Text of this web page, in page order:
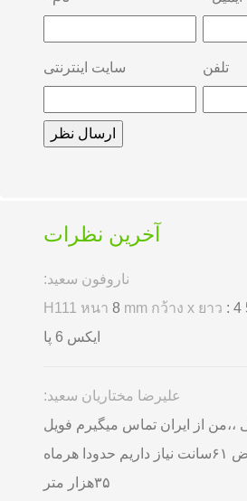
سایت اینترنتی تلفن
آخرین نظرات
ناروفون سعید:
H111 หนา 8 mm กว้าง x ยาว : 4
ایکس 6 پا
علیرضا مختاریان سعید:
،،من از ایران تماس میگیرم فویل
طلا ۱۲میکرون عرض ۶۱سانت نیاز داریم حدودا هرماه
۳۵هزار متر